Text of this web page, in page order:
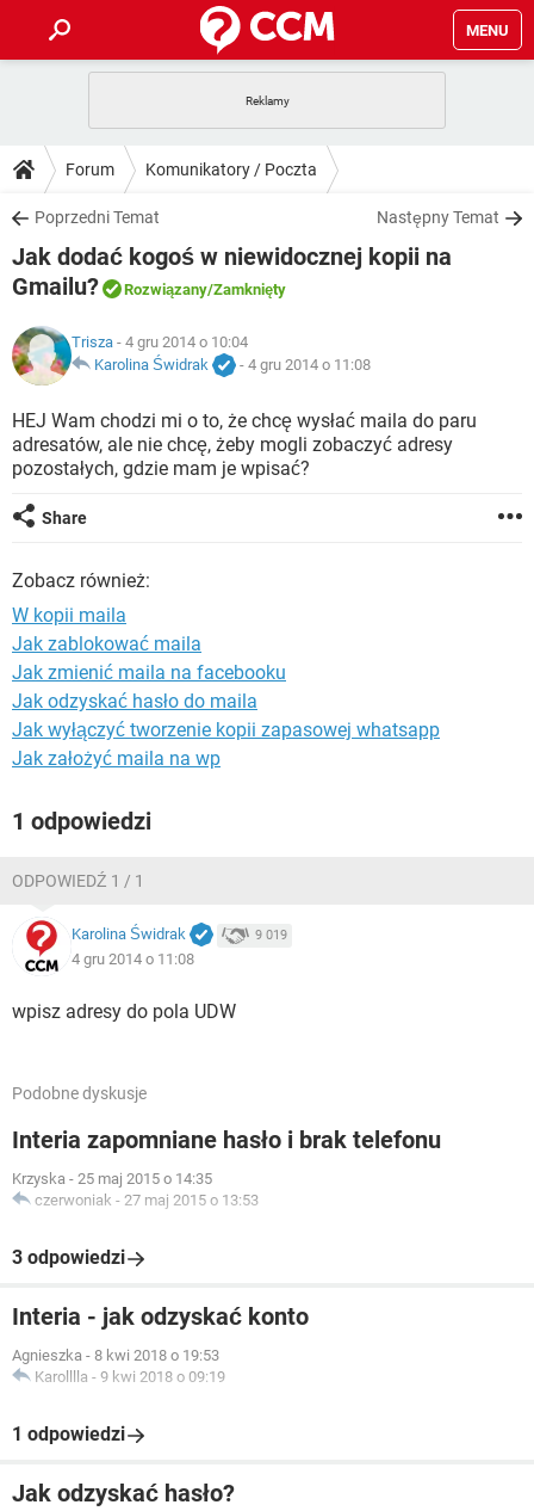
MENU
GRY WHATSAPP
SPOTIFY
INSTAGRAM FACEBOOK
WINDOWS 10
PORADY
PlayStation TIKTOK
SPOTIFY
WINDOWS 10
DO POBRANIA
ANDROID TIKTOK
GRY
IOS
INSTAGRAM
WINDOWS 10
FORUM
GRY WHATSAPP
INSTAGRAM FACEBOOK
WINDOWS 10
ARTYKUŁY
COVID-19
GRY WHATSAPP
SPOTIFY NETFLIX
INSTAGRAM
Forum Komunikatory / Poczta
Poprzedni Temat Następny Temat
Jak dodać kogoś w niewidocznej kopii na
Gmailu?
Rozwiązany/Zamknięty
Trisza - 4 gru 2014 o 10:04
Karolina Świdrak
- 4 gru 2014 o 11:08
HEJ Wam chodzi mi o to, że chcę wysłać maila do paru
adresatów, ale nie chcę, żeby mogli zobaczyć adresy
pozostałych, gdzie mam je wpisać?
Share
Zobacz również:
W kopii maila
Jak zablokować maila
Jak zmienić maila na facebooku
Jak odzyskać hasło do maila
Jak wyłączyć tworzenie kopii zapasowej whatsapp
Jak założyć maila na wp
1 odpowiedzi
ODPOWIEDŹ 1 / 1
Karolina Świdrak 9 019
4 gru 2014 o 11:08
wpisz adresy do pola UDW
Podobne dyskusje
Interia zapomniane hasło i brak telefonu
Krzyska - 25 maj 2015 o 14:35
czerwoniak - 27 maj 2015 o 13:53
3 odpowiedzi
Interia - jak odzyskać konto
Agnieszka - 8 kwi 2018 o 19:53
Karolllla - 9 kwi 2018 o 09:19
1 odpowiedzi
Jak odzyskać hasło?